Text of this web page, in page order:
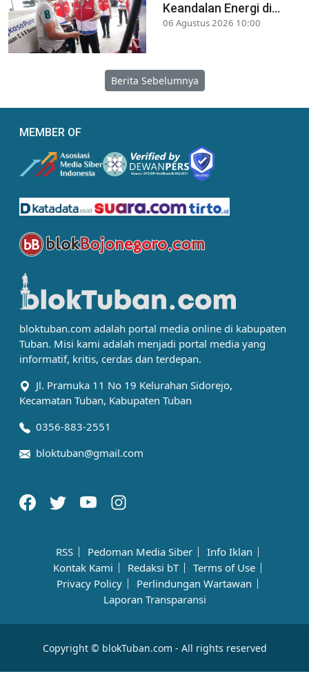
Keandalan Energi di...
06 Agustus 2026 10:00
Berita Sebelumnya
MEMBER OF
bloktuban.com adalah portal media online di kabupaten
Tuban. Misi kami adalah menjadi portal media yang
informatif, kritis, cerdas dan terdepan.
Jl. Pramuka 11 No 19 Kelurahan Sidorejo,
Kecamatan Tuban, Kabupaten Tuban
0356-883-2551
bloktuban@gmail.com
RSS Pedoman Media Siber
Info Iklan
Kontak Kami
Redaksi bT
Terms of Use
Privacy Policy
Perlindungan Wartawan
Laporan Transparansi
Copyright © blokTuban.com - All rights reserved